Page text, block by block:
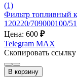
(1)
Фильтр топливный
120220/709000100/
Цена: 600 ₽
Telegram MAX
Скопировать ссылку
В корзину